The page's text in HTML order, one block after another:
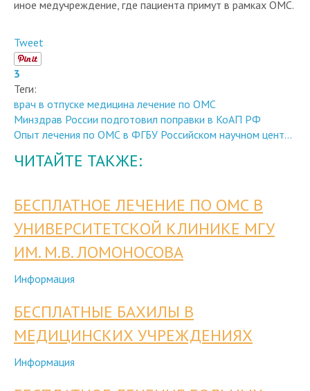
3
Теги:
врач в отпуске
Минздрав России подготовил поправки в КоАП РФ
Опыт лечения по ОМС в ФГБУ Российском научном цент...
ЧИТАЙТЕ ТАКЖЕ:
УНИВЕРСИТЕТСКОЙ КЛИНИКЕ МГУ
ИМ. М.В. ЛОМОНОСОВА
Информация
МЕДИЦИНСКИХ УЧРЕЖДЕНИЯХ
Информация